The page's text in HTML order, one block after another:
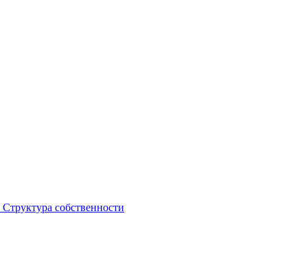
Структура собственности